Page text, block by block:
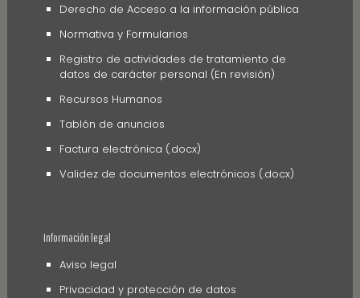
Derecho de Acceso a la información pública
Normativa y Formularios
Registro de actividades de tratamiento de
datos de carácter personal (En revisión)
Recursos Humanos
Tablón de anuncios
Factura electrónica (.docx)
Validez de documentos electrónicos (.docx)
Información legal
Aviso legal
Privacidad y protección de datos